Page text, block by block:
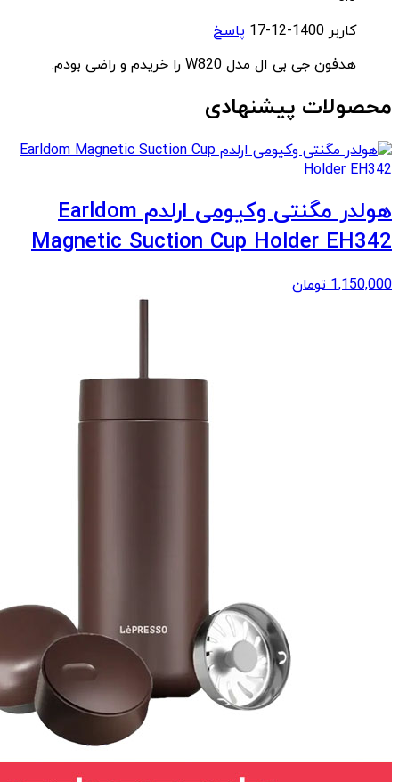
کاربر 1400-12-17
پاسخ
هدفون جی بی ال مدل W820 را خریدم و راضی بودم.
محصولات پیشنهادی
هولدر مگنتی وکیومی ارلدم Earldom
Magnetic Suction Cup Holder EH342
1,150,000 تومان